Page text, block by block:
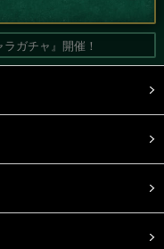
ラガチャ』開催！